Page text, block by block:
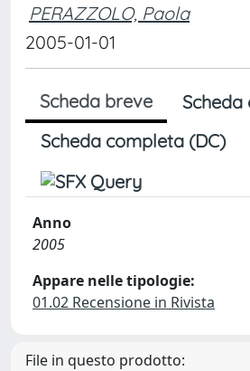
PERAZZOLO, Paola
2005-01-01
Scheda breve
Scheda completa (DC)
Anno
2005
Appare nelle tipologie:
01.02 Recensione in Rivista
File in questo prodotto: